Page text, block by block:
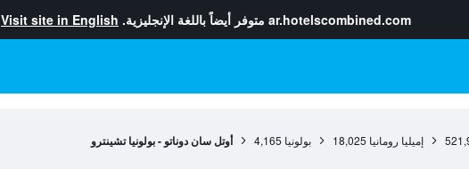
ar.hotelscombined.com متوفر أيضاً باللغة الإنجليزية. Visit site in English
إميليا رومانيا 18,025 بولونيا 4,165 أوتل سان دوناتو - بولونيا تشينترو